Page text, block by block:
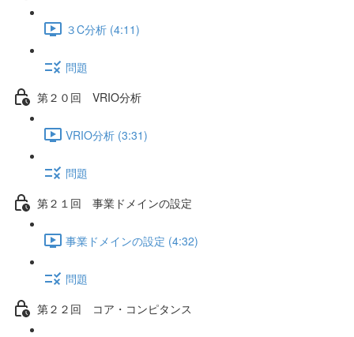
３C分析 (4:11)
問題
第２０回 VRIO分析
VRIO分析 (3:31)
問題
第２１回 事業ドメインの設定
事業ドメインの設定 (4:32)
問題
第２２回 コア・コンピタンス